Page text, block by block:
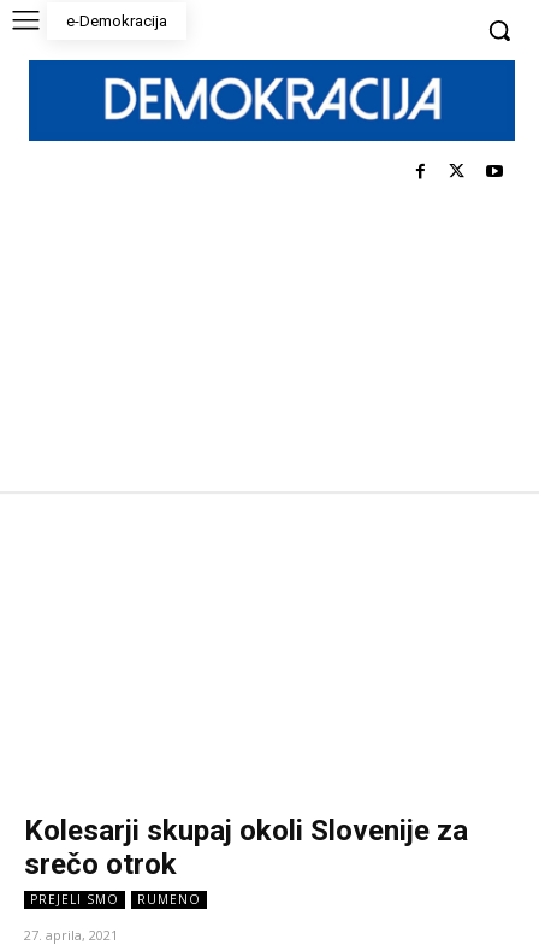
e-Demokracija
Kolesarji skupaj okoli Slovenije za
srečo otrok
PREJELI SMO RUMENO
27. aprila, 2021